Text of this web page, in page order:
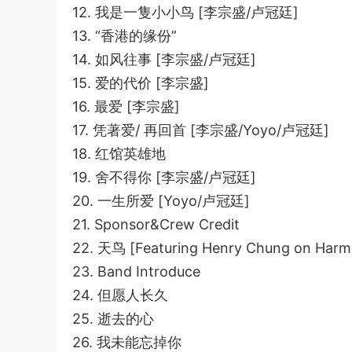
12. 我是一隻小小鸟 [李宗盛/卢冠廷]
13. “香港的缘份”
14. 如风往事 [李宗盛/卢冠廷]
15. 爱的代价 [李宗盛]
16. 最爱 [李宗盛]
17. 凭著爱/ 再回首 [李宗盛/Yoyo/卢冠廷]
18. 红馆英雄地
19. 舍不得你 [李宗盛/卢冠廷]
20. 一生所爱 [Yoyo/卢冠廷]
21. Sponsor&Crew Credit
22. 天鸟 [Featuring Henry Chung on
23. Band Introduce
24. 但愿人长久
25. 逝去的心
26. 我未能忘掉你